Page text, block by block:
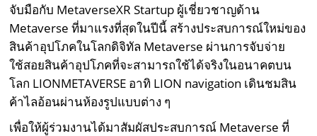
จับมือกับ MetaverseXR Startup ผู้เชี่ยวชาญด้าน
Metaverse ที่มาแรงที่สุดในปีนี้ สร้างประสบการณ์ใหม่ของ
สินค้าอุปโภคในโลกดิจิทัล Metaverse ผ่านการจับจ่าย
ใช้สอยสินค้าอุปโภคที่จะสามารถใช้ได้จริงในอนาคตบน
โลก LIONMETAVERSE อาทิ LION navigation เดินชมสิน
ค้าไลอ้อนผ่านห้องรูปแบบต่าง ๆ
เพื่อให้ผู้ร่วมงานได้มาสัมผัสประสบการณ์ Metaverse ที่